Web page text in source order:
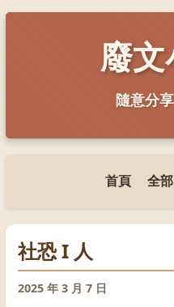
廢
隨意分
首頁 全部
社恐 I 人
2025 年 3 月 7 日